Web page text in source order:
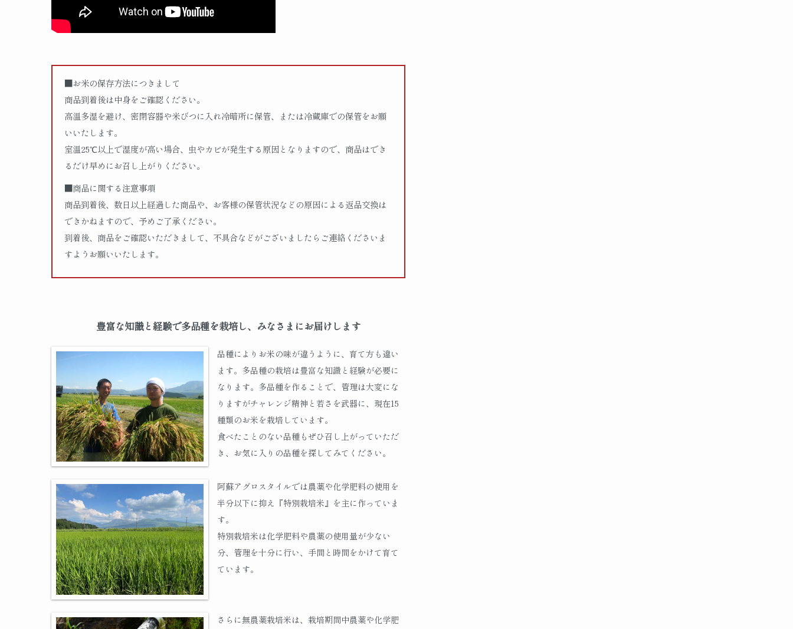
■お米の保存方法につきまして
商品到着後は中身をご確認ください。
高温多湿を避け、密閉容器や米びつに入れ冷暗所に保管、または冷蔵庫での保管をお願
いいたします。
室温25℃以上で湿度が高い場合、虫やカビが発生する原因となりますので、商品はでき
るだけ早めにお召し上がりください。
■商品に関する注意事項
商品到着後、数日以上経過した商品や、お客様の保管状況などの原因による返品交換は
できかねますので、予めご了承ください。
到着後、商品をご確認いただきまして、不具合などがございましたらご連絡くださいま
すようお願いいたします。
豊富な知識と経験で多品種を栽培し、みなさまにお届けします
品種によりお米の味が違うように、育て方も違い
ます。多品種の栽培は豊富な知識と経験が必要に
なります。多品種を作ることで、管理は大変にな
りますがチャレンジ精神と若さを武器に、現在15
種類のお米を栽培しています。
食べたことのない品種もぜひ召し上がっていただ
き、お気に入りの品種を探してみてください。
阿蘇アグロスタイルでは農薬や化学肥料の使用を
半分以下に抑え『特別栽培米』を主に作っていま
す。
特別栽培米は化学肥料や農薬の使用量が少ない
分、管理を十分に行い、手間と時間をかけて育て
ています。
さらに無農薬栽培米は、栽培期間中農薬や化学肥